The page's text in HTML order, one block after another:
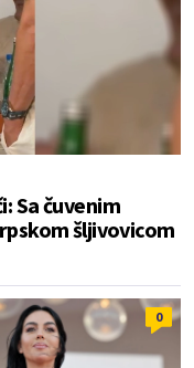
Sa čuvenim
šljivovicom
0